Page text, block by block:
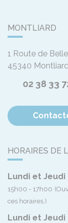
MONTLIARD
1 Route de
45340 Montliard
02 38 33
HORAIRES DE
Lundi et Jeudi
15h00 - 17h00
ces horaires.)
Lundi et Jeudi